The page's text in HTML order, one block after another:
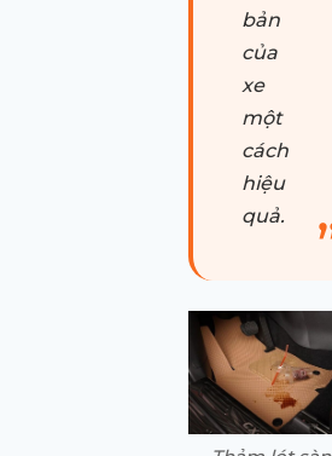
bản
của
xe
một
cách
hiệu
quả.